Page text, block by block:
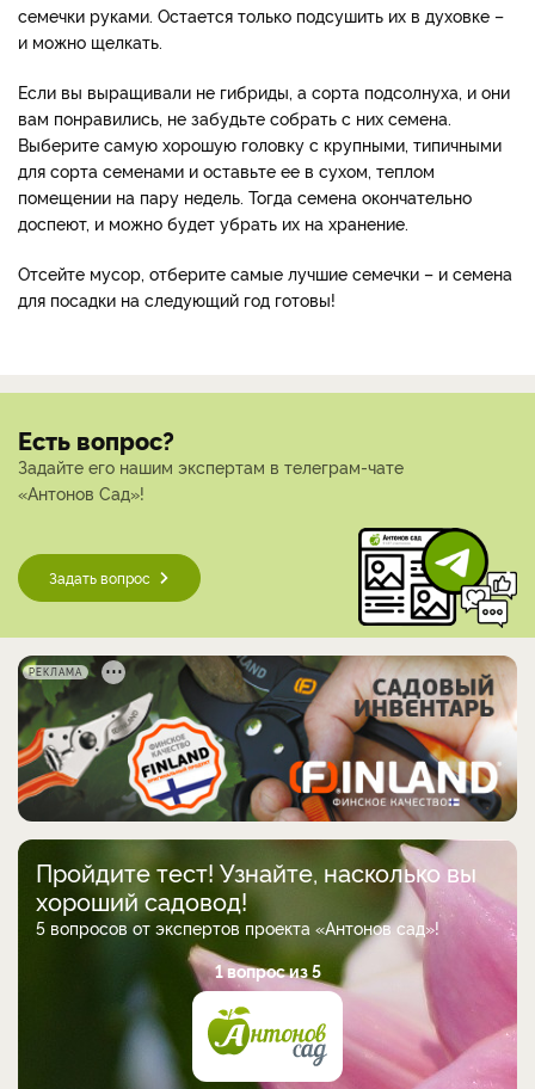
семечки руками. Остается только подсушить их в духовке –
и можно щелкать.
Если вы выращивали не гибриды, а сорта подсолнуха, и они
вам понравились, не забудьте собрать с них семена.
Выберите самую хорошую головку с крупными, типичными
для сорта семенами и оставьте ее в сухом, теплом
помещении на пару недель. Тогда семена окончательно
доспеют, и можно будет убрать их на хранение.
Отсейте мусор, отберите самые лучшие семечки – и семена
для посадки на следующий год готовы!
Есть вопрос?
Задайте его нашим экспертам в телеграм-чате
«Антонов Сад»!
Задать вопрос
РЕКЛАМА
Пройдите тест! Узнайте, насколько вы
хороший садовод!
5 вопросов от экспертов проекта «Антонов сад»!
1 вопрос из 5